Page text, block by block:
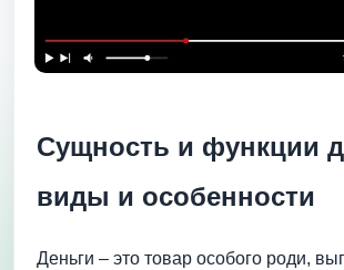
Сущность и функции
виды и особенности
Деньги – это товар особого роди,